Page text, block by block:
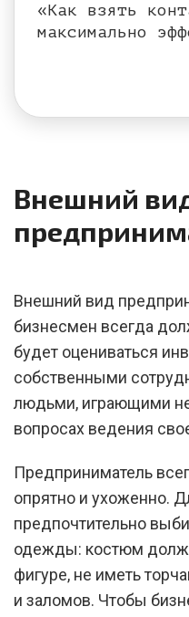
«Как взять
максимально
Внешний
Внешний вид
бизнесмен всегда
будет оцениваться
собственными
людьми, играющими
вопросах ведения
Предприниматель
опрятно и ухоженно.
предпочтительно
одежды: костюм
фигуре, не иметь
и заломов. Чтобы